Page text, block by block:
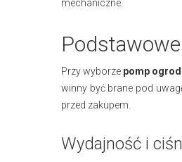
mechaniczne.
Przy wyborze pomp
winny być brane pod
przed zakupem.
Wydajność i